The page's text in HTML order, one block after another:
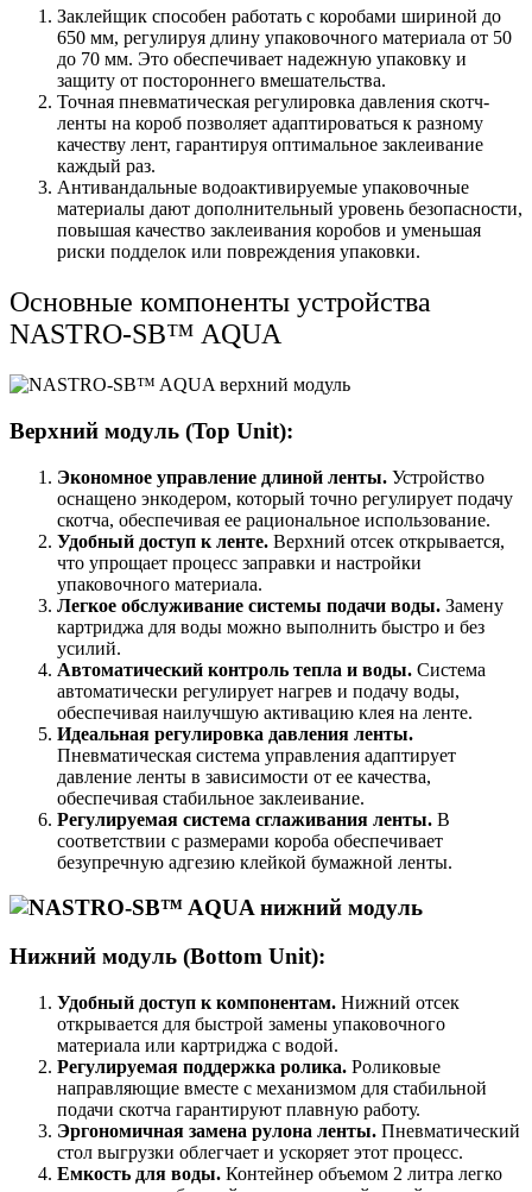
Заклейщик способен работать с коробами шириной до
650 мм, регулируя длину упаковочного материала от 50
до 70 мм. Это обеспечивает надежную упаковку и
защиту от постороннего вмешательства.
Точная пневматическая регулировка давления скотч-
ленты на короб позволяет адаптироваться к разному
качеству лент, гарантируя оптимальное заклеивание
каждый раз.
Антивандальные водоактивируемые упаковочные
материалы дают дополнительный уровень безопасности,
повышая качество заклеивания коробов и уменьшая
риски подделок или повреждения упаковки.
Основные компоненты устройства
NASTRO-SB™ AQUA
Верхний модуль (Top Unit):
Экономное управление длиной ленты. Устройство
оснащено энкодером, который точно регулирует подачу
скотча, обеспечивая ее рациональное использование.
Удобный доступ к ленте. Верхний отсек открывается,
что упрощает процесс заправки и настройки
упаковочного материала.
Легкое обслуживание системы подачи воды. Замену
картриджа для воды можно выполнить быстро и без
усилий.
Автоматический контроль тепла и воды. Система
автоматически регулирует нагрев и подачу воды,
обеспечивая наилучшую активацию клея на ленте.
Идеальная регулировка давления ленты.
Пневматическая система управления адаптирует
давление ленты в зависимости от ее качества,
обеспечивая стабильное заклеивание.
Регулируемая система сглаживания ленты. В
соответствии с размерами короба обеспечивает
безупречную адгезию клейкой бумажной ленты.
Нижний модуль (Bottom Unit):
Удобный доступ к компонентам. Нижний отсек
открывается для быстрой замены упаковочного
материала или картриджа с водой.
Регулируемая поддержка ролика. Роликовые
направляющие вместе с механизмом для стабильной
подачи скотча гарантируют плавную работу.
Эргономичная замена рулона ленты. Пневматический
стол выгрузки облегчает и ускоряет этот процесс.
Емкость для воды. Контейнер объемом 2 литра легко